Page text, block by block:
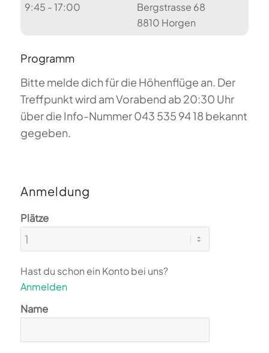
9:45 - 17:00
Bergstrasse 68
8810 Horgen
Programm
Bitte melde dich für die Höhenflüge an. Der
Treffpunkt wird am Vorabend ab 20:30 Uhr
über die Info-Nummer 043 535 94 18 bekannt
gegeben.
Anmeldung
Plätze
Hast du schon ein Konto bei uns?
Anmelden
Name